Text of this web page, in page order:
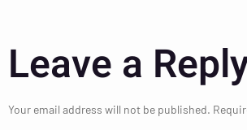
Leave a
Your email address will not be published.